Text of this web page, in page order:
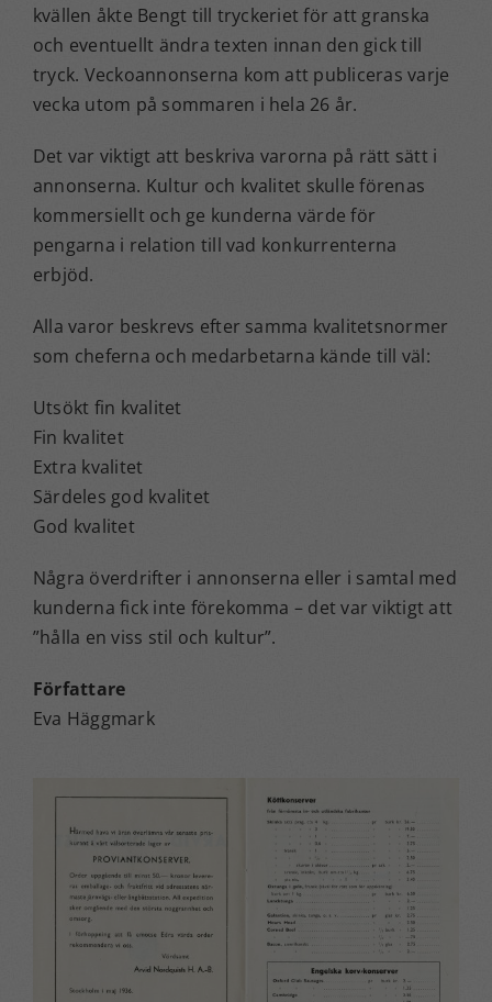
kvällen åkte Bengt till tryckeriet för att granska
och eventuellt ändra texten innan den gick till
tryck. Veckoannonserna kom att publiceras varje
vecka utom på sommaren i hela 26 år.
Det var viktigt att beskriva varorna på rätt sätt i
annonserna. Kultur och kvalitet skulle förenas
kommersiellt och ge kunderna värde för
pengarna i relation till vad konkurrenterna
erbjöd.
Alla varor beskrevs efter samma kvalitetsnormer
som cheferna och medarbetarna kände till väl:
Utsökt fin kvalitet
Fin kvalitet
Extra kvalitet
Särdeles god kvalitet
God kvalitet
Några överdrifter i annonserna eller i samtal med
kunderna fick inte förekomma – det var viktigt att
”hålla en viss stil och kultur”.
Författare
Eva Häggmark